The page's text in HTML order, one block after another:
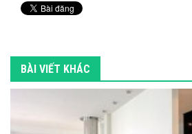
BÀI VIẾT KHÁC